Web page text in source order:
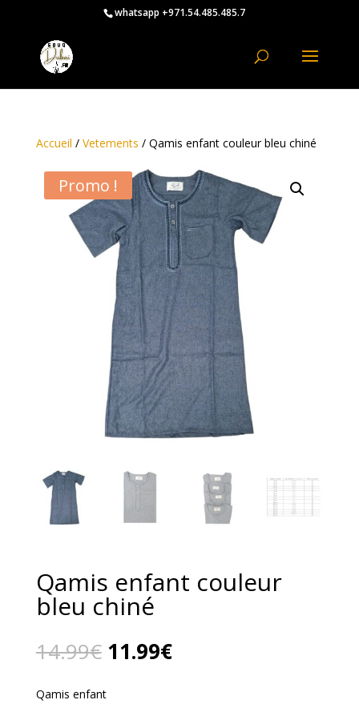
whatsapp +971.54.485.485.7
Accueil / Vetements / Qamis enfant couleur bleu chiné
Promo !
Qamis enfant couleur
bleu chiné
14.99€ Le
prix
initial
11.99€Le
prix
Qamis enfant